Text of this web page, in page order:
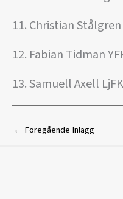
11. Christian
12. Fabian Tidman
13. Samuell Axell
← Föregående Inlägg